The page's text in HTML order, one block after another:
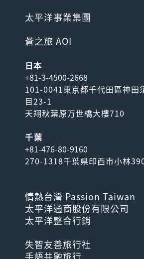
太平洋事業集團
蒼之旅 AOI
日本
+81-3-4500-2668
101-0041東京都千代田區神田
目23-1
天翔秋葉原万世橋大樓710
千葉
+81-476-80-9160
270-1318千葉県印西市小林
情熱台灣 Passion Taiwan
太平洋通商股份有限公司
太平洋整合行銷
失智友善旅行社
手語共融旅行